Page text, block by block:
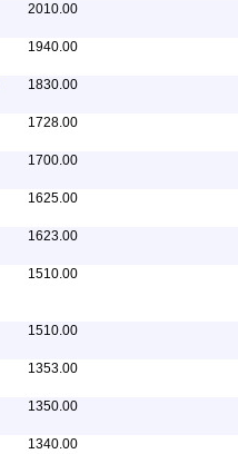
2010.00
1940.00
1830.00
1728.00
1700.00
1625.00
1623.00
1510.00
1510.00
1353.00
1350.00
1340.00